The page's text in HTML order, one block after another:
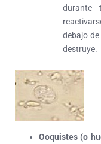
durante
debajo
destruye.
Ooquistes (o